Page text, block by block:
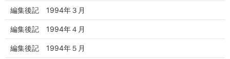
編集後記 1994年３月
編集後記 1994年４月
編集後記 1994年５月